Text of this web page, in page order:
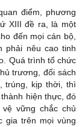
điểm, phương
XIII đề ra, là một
đến mọi cán bộ,
phải nêu cao tinh
Quá trình tổ chức
trương, đối sách
trúng, kịp thời, thì
hiện thực, đó
vững chắc chủ
gia trên mọi vùng